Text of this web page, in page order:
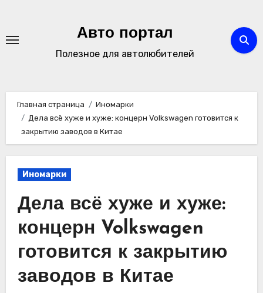
содержимому
Авто портал
Полезное для автолюбителей
Главная страница
Иномарки
Дела всё хуже и хуже: концерн Volkswagen готовится к
закрытию заводов в Китае
Иномарки
Дела всё хуже и хуже:
концерн Volkswagen
готовится к закрытию
заводов в Китае